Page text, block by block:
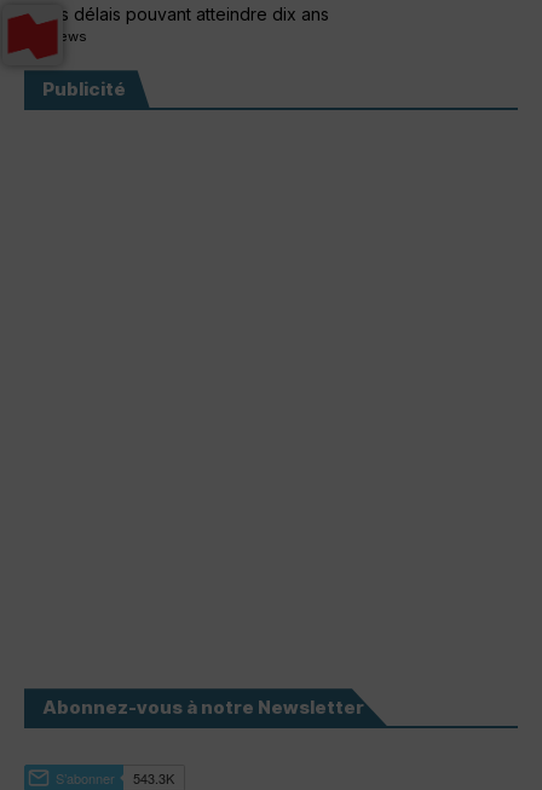
à des délais pouvant atteindre dix ans
311 views
Publicité
Abonnez-vous à notre Newsletter